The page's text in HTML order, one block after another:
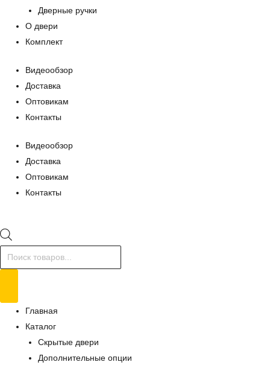
Дверные ручки
О двери
Комплект
Видеообзор
Доставка
Оптовикам
Контакты
Видеообзор
Доставка
Оптовикам
Контакты
Поиск
товаров
Главная
Каталог
Скрытые двери
Дополнительные опции